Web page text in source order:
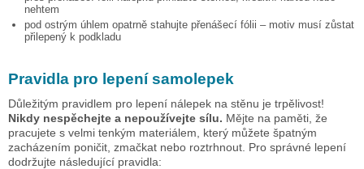
nehtem
pod ostrým úhlem opatrně stahujte přenášecí fólii – motiv musí zůstat
přilepený k podkladu
Pravidla pro lepení samolepek
Důležitým pravidlem pro lepení nálepek na stěnu je trpělivost!
Nikdy nespěchejte a nepoužívejte sílu. Mějte na paměti, že
pracujete s velmi tenkým materiálem, který můžete špatným
zacházením poničit, zmačkat nebo roztrhnout. Pro správné lepení
dodržujte následující pravidla: